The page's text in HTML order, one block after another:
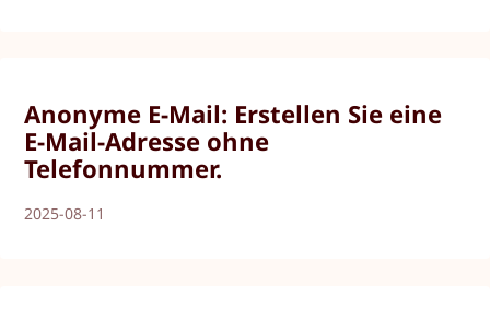
Anonyme E-Mail: Erstellen Sie eine
E-Mail-Adresse ohne
Telefonnummer.
2025-08-11